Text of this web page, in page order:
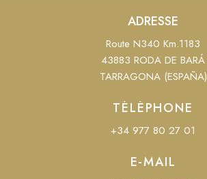
ADRESSE
Route N340 Km.1183
43883 RODA DE BARÁ
TARRAGONA (ESPAÑA)
TÉLÉPHONE
+34 977 80 27 01
E-MAIL